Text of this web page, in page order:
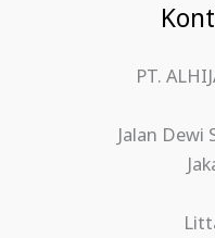
PT.
Jalan Dewi